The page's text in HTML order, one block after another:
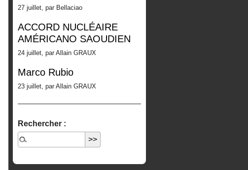
27 juillet, par Bellaciao
ACCORD NUCLÉAIRE
AMÉRICANO SAOUDIEN
24 juillet, par Allain GRAUX
Marco Rubio
23 juillet, par Allain GRAUX
Rechercher :